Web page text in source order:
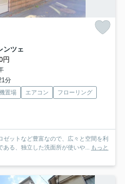
ンツェ
円
分
置場 エアコン
フローリング
ゼットなど豊富なので、広々と空間を利
る、独立した洗面所が使いや...
もっと